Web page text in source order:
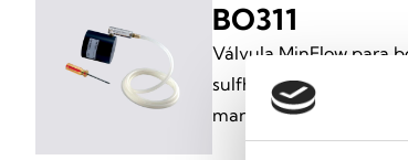
BO311
Válvula MinFlow para
sulfhídrico, dióxido de
manometro